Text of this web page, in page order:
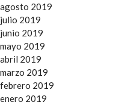
agosto 2019
julio 2019
junio 2019
mayo 2019
abril 2019
marzo 2019
febrero 2019
enero 2019